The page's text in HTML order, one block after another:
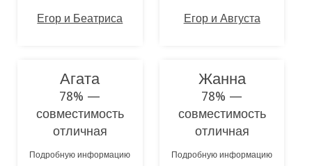
Егор и Беатриса Егор и Августа
Агата
78% —
совместимость
отличная
Подробную информацию
Жанна
78% —
совместимость
отличная
Подробную информацию